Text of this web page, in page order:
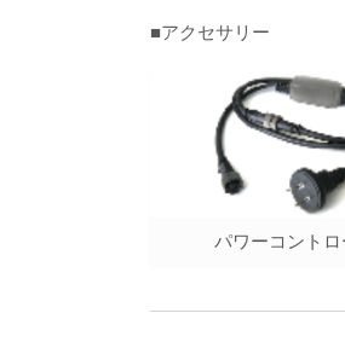
■アクセサリー
パワーコント